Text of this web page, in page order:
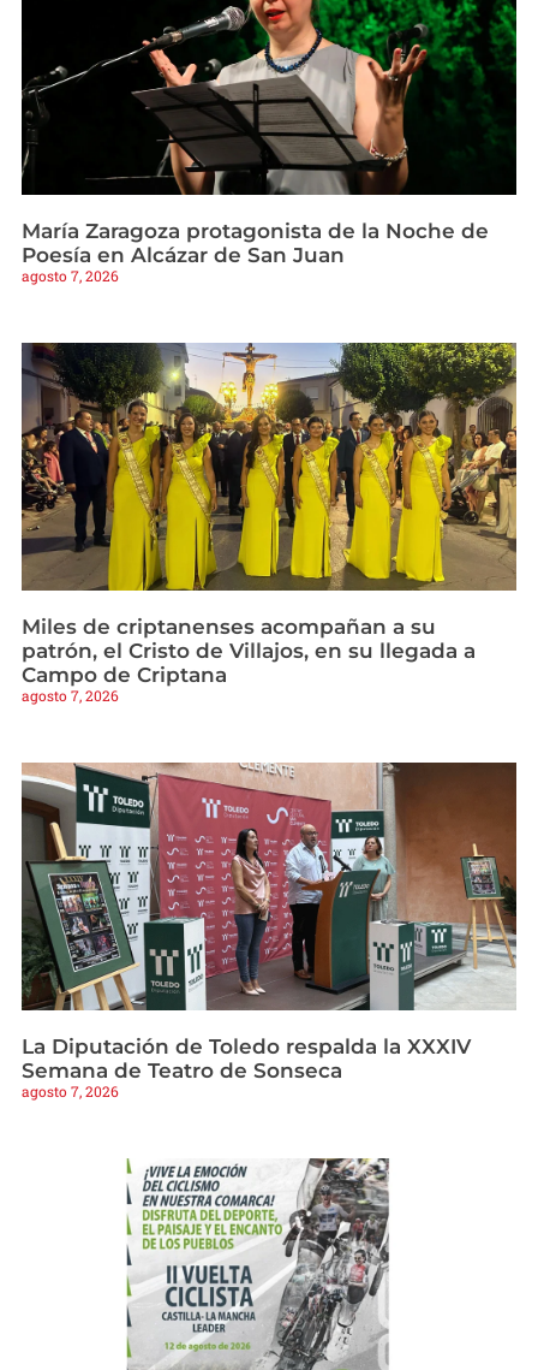
María Zaragoza protagonista de la Noche de
Poesía en Alcázar de San Juan
agosto 7, 2026
Miles de criptanenses acompañan a su
patrón, el Cristo de Villajos, en su llegada a
Campo de Criptana
agosto 7, 2026
La Diputación de Toledo respalda la XXXIV
Semana de Teatro de Sonseca
agosto 7, 2026